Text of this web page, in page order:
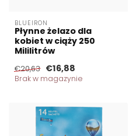
BLUEIRON
Płynne żelazo dla
kobiet w ciąży 250
Mililitrów
€20,63 €16,88
Brak w magazynie